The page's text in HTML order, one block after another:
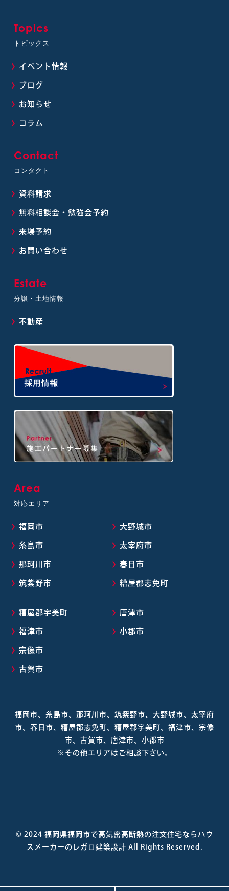
Topics
トピックス
イベント情報
ブログ
お知らせ
コラム
Contact
コンタクト
資料請求
無料相談会・勉強会予約
来場予約
お問い合わせ
Estate
分譲・土地情報
不動産
Area
対応エリア
福岡市
糸島市
那珂川市
筑紫野市
大野城市
太宰府市
春日市
糟屋郡志免町
糟屋郡宇美町
福津市
宗像市
古賀市
唐津市
小郡市
福岡市、糸島市、那珂川市、筑紫野市、大野城市、太宰府
市、春日市、糟屋郡志免町、糟屋郡宇美町、福津市、宗像
市、古賀市、唐津市、小郡市
※その他エリアはご相談下さい。
© 2024 福岡県福岡市で高気密高断熱の注文住宅ならハウ
スメーカーのレガロ建築設計 All Rights Reserved.